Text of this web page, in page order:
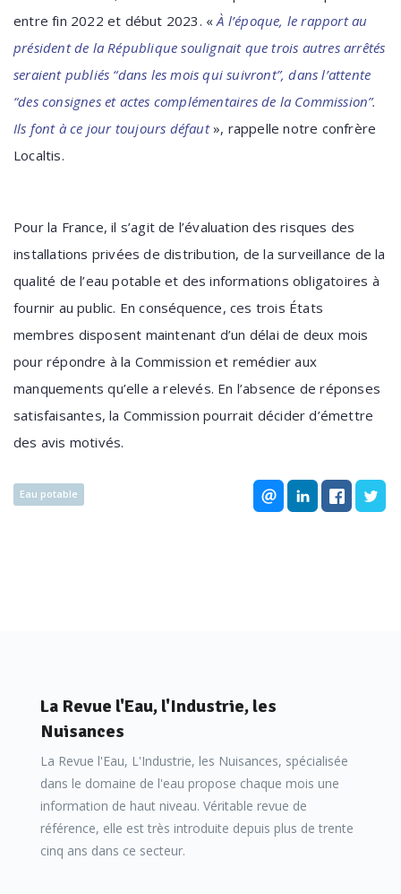
entre fin 2022 et début 2023. «À l’époque, le rapport au
président de la République soulignait que trois autres arrêtés
seraient publiés “dans les mois qui suivront”, dans l’attente
“des consignes et actes complémentaires de la Commission”.
Ils font à ce jour toujours défaut», rappelle notre confrère
Localtis.
Pour la France, il s’agit de l’évaluation des risques des
installations privées de distribution, de la surveillance de la
qualité de l’eau potable et des informations obligatoires à
fournir au public. En conséquence, ces trois États
membres disposent maintenant d’un délai de deux mois
pour répondre à la Commission et remédier aux
manquements qu’elle a relevés. En l’absence de réponses
satisfaisantes, la Commission pourrait décider d’émettre
des avis motivés.
Eau potable
La Revue l'Eau, l'Industrie, les
Nuisances
La Revue l'Eau, L'Industrie, les Nuisances, spécialisée
dans le domaine de l'eau propose chaque mois une
information de haut niveau. Véritable revue de
référence, elle est très introduite depuis plus de trente
cinq ans dans ce secteur.